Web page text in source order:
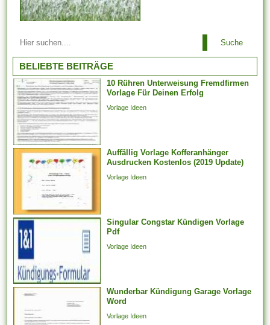
Arbeitgeber ist es es
untersagt, irgendeinen
Arbeitnehmer zu entlassen,
der aufgrund der Teilnahme an
Arbeitstreffen und der Layout
von Arbeitsforderungen
darüber hinaus -
verhandlungen, deren
Jahresabschluss noch
aussteht, bei weitem nicht
weiter arbeiten
möglicherweise. Er kann...
Suche
BELIEBTE BEITRÄGE
10 Rühren Unterweisung Fremdfirmen
Vorlage Für Deinen Erfolg
Vorlage Ideen
Auffällig Vorlage Kofferanhänger
Ausdrucken Kostenlos (2019 Update)
Vorlage Ideen
Singular Congstar Kündigen Vorlage
Pdf
Vorlage Ideen
Wunderbar Kündigung Garage Vorlage
Word
Vorlage Ideen